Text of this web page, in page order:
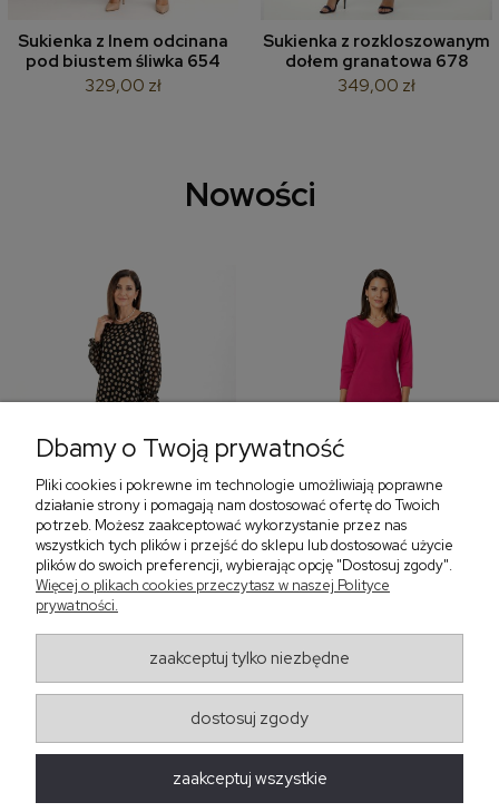
Sukienka z lnem odcinana
pod biustem śliwka 654
329,00 zł
Sukienka z rozkloszowanym
dołem granatowa 678
349,00 zł
Nowości
Sukienka z falbaną i
bufiastym rękawem w
405,30 zł
Sukienka z dekoltem w
299,00 zł
‹
Regulaminy
Obsługa zamówień
Dbamy o Twoją prywatność
Pliki cookies i pokrewne im technologie umożliwiają poprawne
działanie strony i pomagają nam dostosować ofertę do Twoich
potrzeb. Możesz zaakceptować wykorzystanie przez nas
wszystkich tych plików i przejść do sklepu lub dostosować użycie
plików do swoich preferencji, wybierając opcję "Dostosuj zgody".
Więcej o plikach cookies przeczytasz w naszej Polityce
prywatności.
zaakceptuj tylko niezbędne
dostosuj zgody
zaakceptuj wszystkie